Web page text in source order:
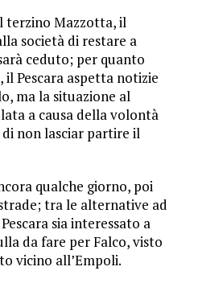
terzino Mazzotta, il
società di restare a
ceduto; per quanto
Pescara aspetta notizie
ma la situazione al
a causa della volontà
non lasciar partire il
qualche giorno, poi
tra le alternative ad
sia interessato a
da fare per Falco, visto
vicino all’Empoli.